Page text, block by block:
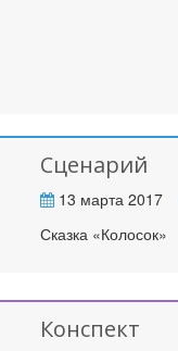
Сценарий
13 марта 2017
Сказка «Колосок»
Конспект